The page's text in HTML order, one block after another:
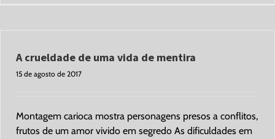
A crueldade de uma vida de mentira
15 de agosto de 2017
Montagem carioca mostra personagens presos a conflitos,
frutos de um amor vivido em segredo As dificuldades em